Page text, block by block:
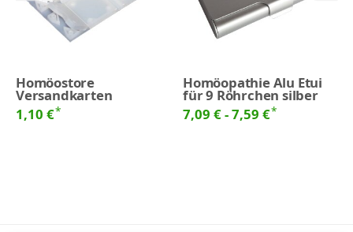
Homöostore
Versandkarten
1,10 €*
Homöopathie Alu Etui
für 9 Röhrchen silber
7,09 € -7,59 €*